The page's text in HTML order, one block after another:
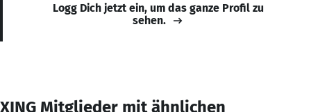
Logg Dich jetzt ein, um das ganze Profil zu
sehen.
XING Mitglieder mit ähnlichen